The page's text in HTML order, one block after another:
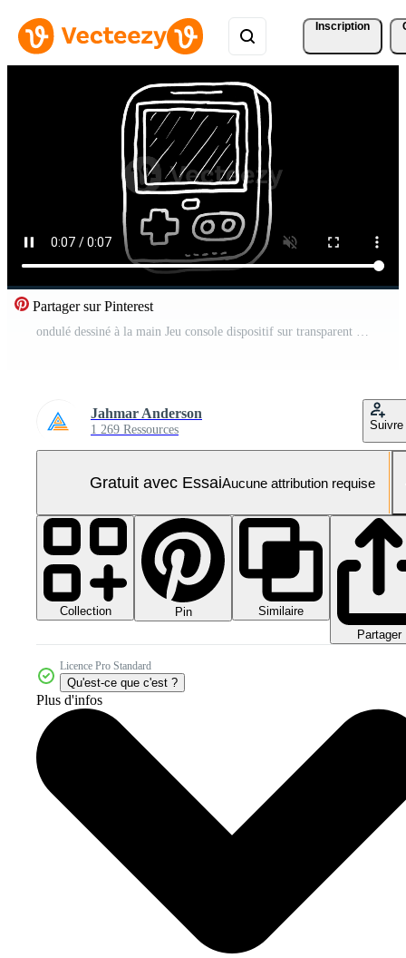
Inscription
Partager sur Pinterest
ondulé dessiné à la main Jeu console dispositif sur transparent Contexte 1 Vidéo Pro
Jahmar Anderson
1 269 Ressources Suivre
Gratuit avec EssaiAucune attribution requise
Collection Pin
Similaire
Partager
Licence Pro Standard
Qu'est-ce que c'est ?
Plus d'infos